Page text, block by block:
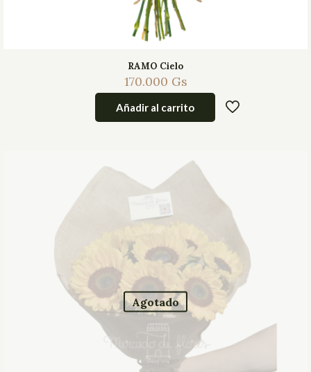
RAMO Cielo
170.000 Gs
Añadir al carrito
Agotado